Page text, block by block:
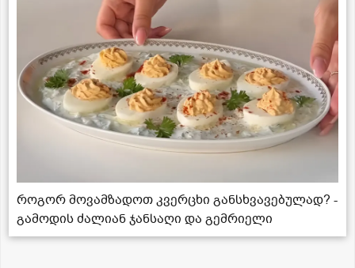
როგორ მოვამზადოთ კვერცხი განსხვავებულად? -
გამოდის ძალიან ჯანსაღი და გემრიელი